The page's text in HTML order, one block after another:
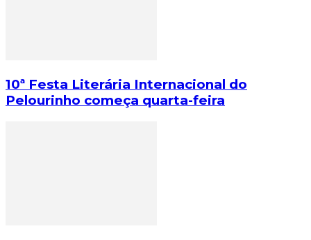
10ª Festa Literária Internacional do
Pelourinho começa quarta-feira